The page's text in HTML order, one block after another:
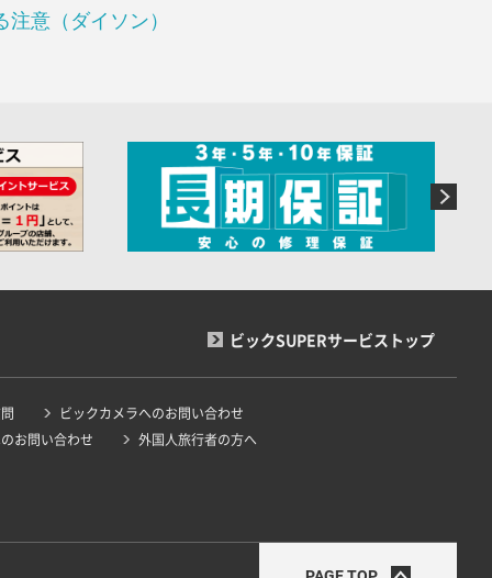
意（ダイソン）
ビックSUPERサービストップ
ビックカメラへのお問い合わせ
お問い合わせ
外国人旅行者の方へ